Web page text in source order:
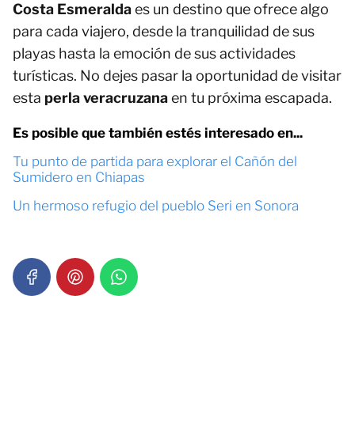
Costa Esmeraldaes un destino que ofrece algo
para cada viajero, desde la tranquilidad de sus
playas hasta la emoción de sus actividades
turísticas. No dejes pasar la oportunidad de visitar
esta perla veracruzanaen tu próxima escapada.
Es posible que también estés interesado en...
Tu punto de partida para explorar el Cañón del
Sumidero en Chiapas
Un hermoso refugio del pueblo Seri en Sonora